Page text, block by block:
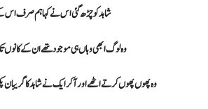
شاہد کو چڑھ گئی اس نے کہا ہم صرف اس
وہ لوگ ابھی وہاں ہی موجود تھے ان کے کانوں
وہ پھوں پھوں کرتے اٹھے اور آ کر ایک نے شاہد کا گریبان